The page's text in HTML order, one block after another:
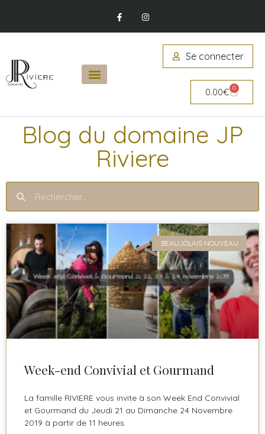
Se connecter
0.00€ 0
Blog du domaine JP
Riviere
BEAUJOLAIS NOUVEAU
Week-end Convivial et Gourmand
La famille RIVIERE vous invite à son Week End Convivial
et Gourmand du Jeudi 21 au Dimanche 24 Novembre
2019 à partir de 11 heures.